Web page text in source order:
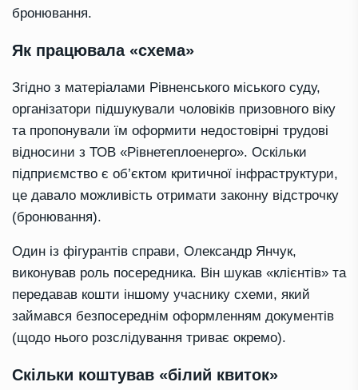
бронювання.
Як працювала «схема»
Згідно з матеріалами Рівненського міського суду,
організатори підшукували чоловіків призовного віку
та пропонували їм оформити недостовірні трудові
відносини з ТОВ «Рівнетеплоенерго». Оскільки
підприємство є об’єктом критичної інфраструктури,
це давало можливість отримати законну відстрочку
(бронювання).
Один із фігурантів справи, Олександр Янчук,
виконував роль посередника. Він шукав «клієнтів» та
передавав кошти іншому учаснику схеми, який
займався безпосереднім оформленням документів
(щодо нього розслідування триває окремо).
Скільки коштував «білий квиток»